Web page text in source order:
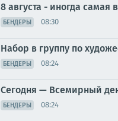
8 августа - иногда самая
БЕНДЕРЫ 08:30
Набор в группу по
БЕНДЕРЫ 08:24
Сегодня — Всемирный
БЕНДЕРЫ 08:24